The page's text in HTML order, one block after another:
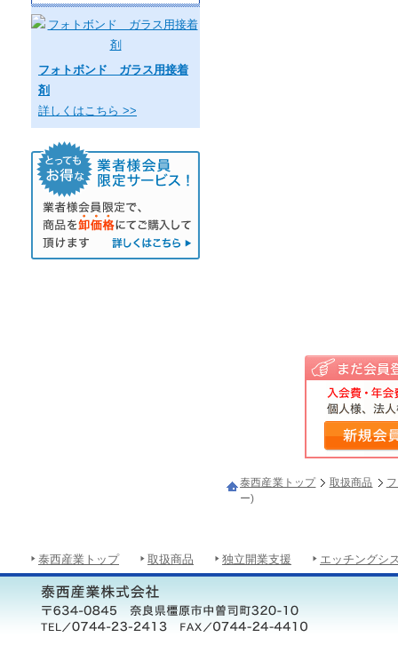
フォトボンド ガラス用接着
剤
詳しくはこちら >>
泰西産業トップ 取扱商品
ー)
泰西産業トップ 取扱商品 独立開業支援 エッチングシ